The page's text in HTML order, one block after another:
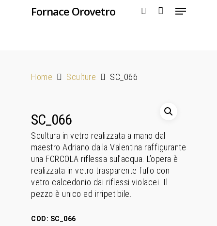
Fornace Orovetro
Home Sculture SC_066
SC_066
Scultura in vetro realizzata a mano dal
maestro Adriano dalla Valentina raffigurante
una FORCOLA riflessa sul’acqua. L’opera è
realizzata in vetro trasparente fufo con
vetro calcedonio dai riflessi violacei. Il
pezzo è unico ed irripetibile.
COD: SC_066